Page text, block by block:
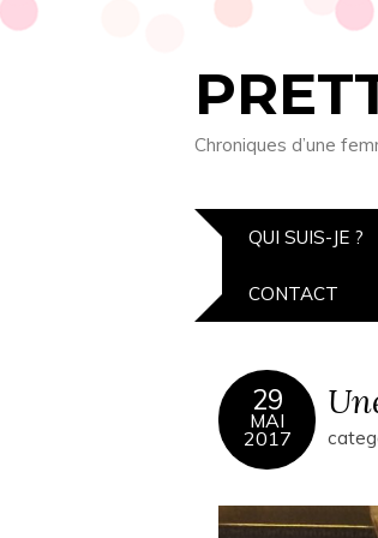
Chroniques d’une
QUI SUIS-JE ?
CONTACT
29
MAI
2017